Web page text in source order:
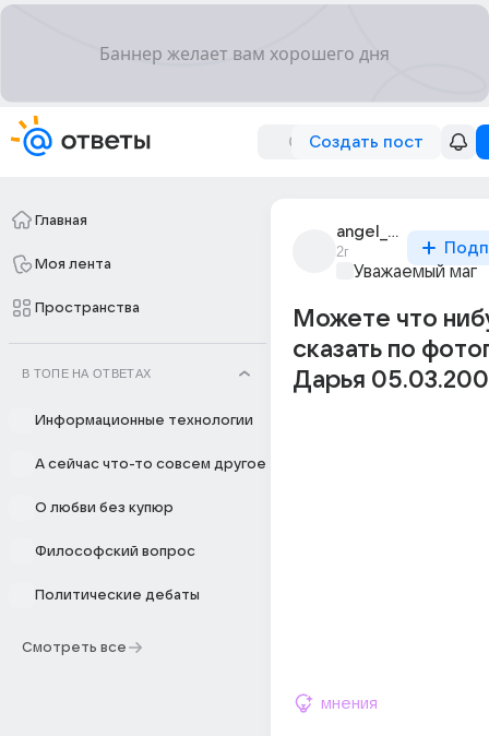
Создать пост
Главная
Моя лента
Пространства
В ТОПЕ НА ОТВЕТАХ
Информационные технологии
А сейчас что-то совсем другое
О любви без купюр
Философский вопрос
Политические дебаты
Смотреть все
angel_29436
2г
Уважаемый маг
Можете что
сказать по
Дарья
мнения